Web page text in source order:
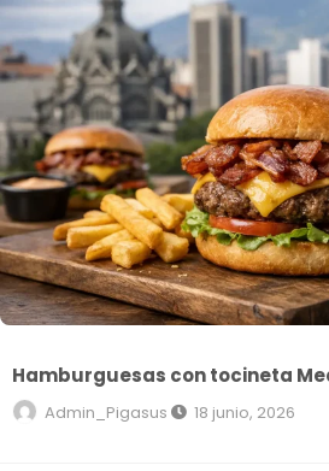
Hamburguesas con tocineta
Admin_Pigasus 18 junio, 2026